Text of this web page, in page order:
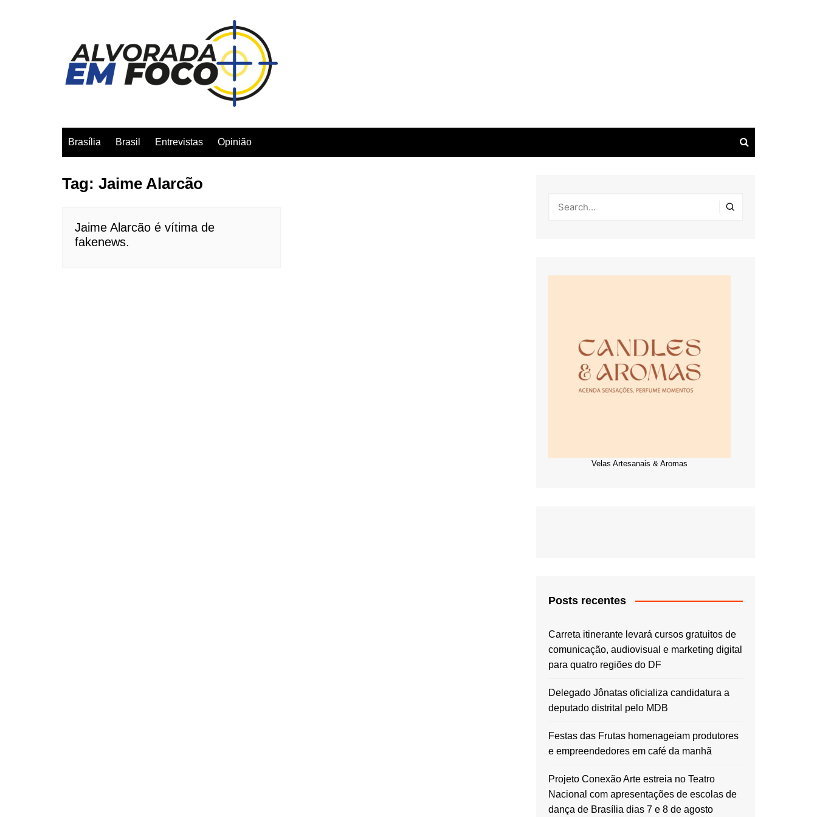
Brasília Brasil Entrevistas Opinião
Tag: Jaime Alarcão
Jaime Alarcão é vítima de
fakenews.
Velas Artesanais & Aromas
Posts recentes
Carreta itinerante levará cursos gratuitos de
comunicação, audiovisual e marketing digital
para quatro regiões do DF
Delegado Jônatas oficializa candidatura a
deputado distrital pelo MDB
Festas das Frutas homenageiam produtores
e empreendedores em café da manhã
Projeto Conexão Arte estreia no Teatro
Nacional com apresentações de escolas de
dança de Brasília dias 7 e 8 de agosto